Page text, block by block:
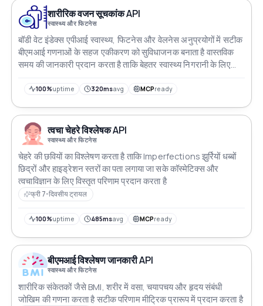
शारीरिक वजन सूचकांक API
स्वास्थ्य और फिटनेस
बॉडी वेट इंडेक्स एपीआई स्वास्थ्य, फिटनेस और वेलनेस अनुप्रयोगों में सटीक
बीएमआई गणनाओं के सहज एकीकरण को सुविधाजनक बनाता है वास्तविक
समय की जानकारी प्रदान करता है ताकि बेहतर स्वास्थ्य निगरानी के लिए
100%uptime 320msavg MCPready
त्वचा चेहरे विश्लेषक API
स्वास्थ्य और फिटनेस
चेहरे की छवियों का विश्लेषण करता है ताकि Imperfections झुर्रियों धब्बों
छिद्रों और हाइड्रेशन स्तरों का पता लगाया जा सके कॉस्मेटिक्स और
त्वचाविज्ञान के लिए विस्तृत परिणाम प्रदान करता है
फ्री 7-दिवसीय ट्रायल
100%uptime 485msavg MCPready
बीएमआई विश्लेषण जानकारी API
स्वास्थ्य और फिटनेस
शारीरिक संकेतकों जैसे BMI, शरीर में वसा, चयापचय और हृदय संबंधी
जोखिम की गणना करता है सटीक परिणाम मीट्रिक प्रारूप में प्रदान करता है